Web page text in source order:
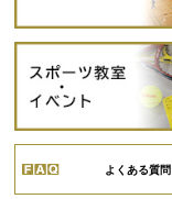
よくある質問